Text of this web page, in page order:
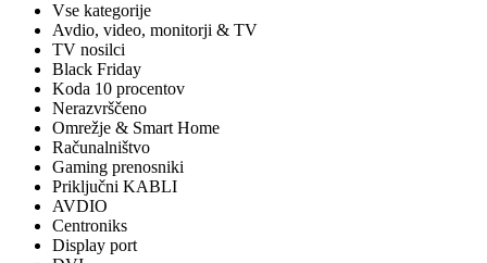
Vse kategorije
Avdio, video, monitorji & TV
TV nosilci
Black Friday
Koda 10 procentov
Nerazvrščeno
Omrežje & Smart Home
Računalništvo
Gaming prenosniki
Priključni KABLI
AVDIO
Centroniks
Display port